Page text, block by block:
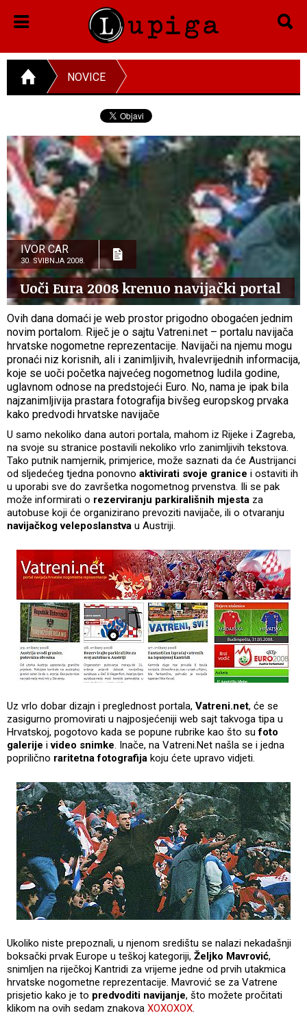
NOVICE
IVOR CAR
30. SVIBNJA 2008.
Uoči Eura 2008 krenuo navijački portal
Ovih dana domaći je web prostor prigodno obogaćen jednim
novim portalom. Riječ je o sajtu Vatreni.net – portalu navijača
hrvatske nogometne reprezentacije. Navijači na njemu mogu
pronaći niz korisnih, ali i zanimljivih, hvalevrijednih informacija,
koje se uoči početka najvećeg nogometnog ludila godine,
uglavnom odnose na predstojeći Euro. No, nama je ipak bila
najzanimljivija prastara fotografija bivšeg europskog prvaka
kako predvodi hrvatske navijače
U samo nekoliko dana autori portala, mahom iz Rijeke i Zagreba,
na svoje su stranice postavili nekoliko vrlo zanimljivih tekstova.
Tako putnik namjernik, primjerice, može saznati da će Austrijanci
od sljedećeg tjedna ponovno aktivirati svoje granice i ostaviti ih
u uporabi sve do završetka nogometnog prvenstva. Ili se pak
može informirati o rezerviranju parkirališnih mjesta za
autobuse koji će organizirano prevoziti navijače, ili o otvaranju
navijačkog veleposlanstva u Austriji.
Uz vrlo dobar dizajn i preglednost portala, Vatreni.net, će se
zasigurno promovirati u najposjećeniji web sajt takvoga tipa u
Hrvatskoj, pogotovo kada se popune rubrike kao što sufoto
galerije ivideo snimke. Inače, na Vatreni.Net našla se i jedna
poprilično raritetna fotografija koju ćete upravo vidjeti.
Ukoliko niste prepoznali, u njenom središtu se nalazi nekadašnji
boksački prvak Europe u teškoj kategoriji, Željko Mavrović,
snimljen na riječkoj Kantridi za vrijeme jedne od prvih utakmica
hrvatske nogometne reprezentacije. Mavrović se za Vatrene
prisjetio kako je to predvoditi navijanje, što možete pročitati
klikom na ovih sedam znakova XOXOXOX.